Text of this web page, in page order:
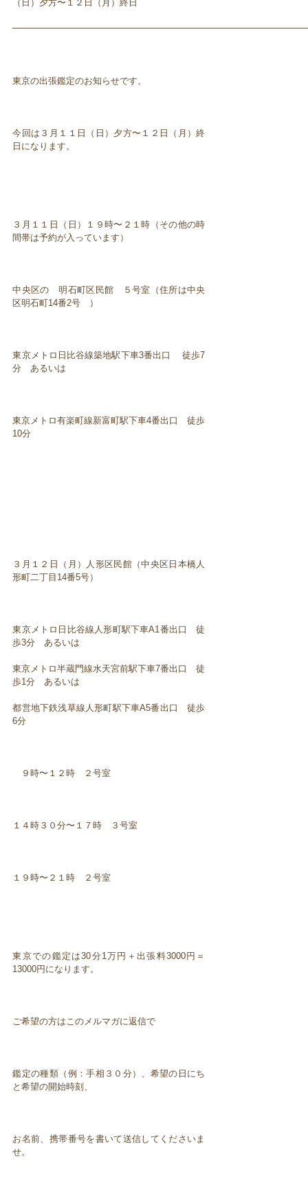
（日）夕方〜１２日（月）終日
東京の出張鑑定のお知らせです。
今回は３月１１日（日）夕方〜１２日（月）終
日になります。
３月１１日（日）１９時〜２１時（その他の時
間帯は予約が入っています）
中央区の 明石町区民館 ５号室（住所は中央
区明石町14番2号 ）
東京メトロ日比谷線築地駅下車3番出口 徒歩7
分 あるいは
東京メトロ有楽町線新富町駅下車4番出口 徒歩
10分
３月１２日（月）人形区民館（中央区日本橋人
形町二丁目14番5号）
東京メトロ日比谷線人形町駅下車A1番出口 徒
歩3分 あるいは
東京メトロ半蔵門線水天宮前駅下車7番出口 徒
歩1分 あるいは
都営地下鉄浅草線人形町駅下車A5番出口 徒歩
6分
９時〜１２時 ２号室
１４時３０分〜１７時 ３号室
１９時〜２１時 ２号室
東京での鑑定は30分1万円＋出張料3000円＝
13000円になります。
ご希望の方はこのメルマガに返信で
鑑定の種類（例：手相３０分）、希望の日にち
と希望の開始時刻、
お名前、携帯番号を書いて送信してくださいま
せ。